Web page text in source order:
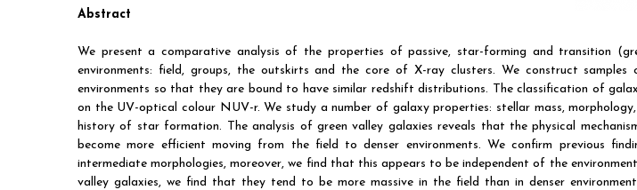
Abstract
We present a comparative analysis of the properties of passive, star-forming and transition
environments: field, groups, the outskirts and the core of X-ray clusters. We construct
environments so that they are bound to have similar redshift distributions. The classification of
on the UV-optical colour NUV-r. We study a number of galaxy properties: stellar mass,
history of star formation. The analysis of green valley galaxies reveals that the physical
become more efficient moving from the field to denser environments. We confirm previous
intermediate morphologies, moreover, we find that this appears to be independent of the
valley galaxies, we find that they tend to be more massive in the field than in denser